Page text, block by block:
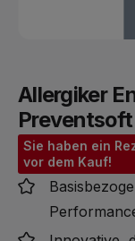
Allergiker
Sie haben ein
vor dem Kauf!